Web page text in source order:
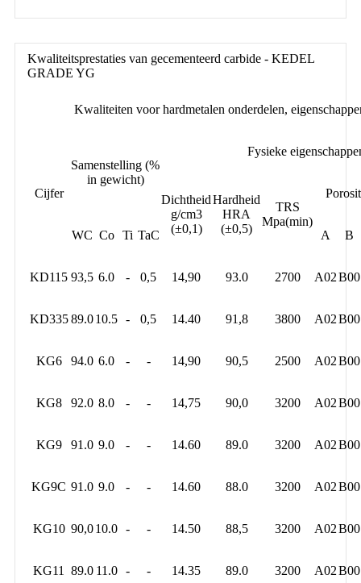
Kwaliteitsprestaties van gecementeerd carbide - KEDEL
GRADE YG
Kwaliteiten voor hardmetalen onderdelen,
Cijfer
Samenstelling (%
in gewicht)
Fysieke
Dichtheid
g/cm3
(±0,1)
Hardheid
HRA
(±0,5)
TRS
Mpa(min)
WC Co Ti TaC A B
KD115 93,5 6.0 - 0,5 14,90 93.0 2700 A02B00
KD335 89.010.5 - 0,5 14.40 91,8 3800 A02B00
KG6 94.0 6.0 - - 14,90 90,5 2500 A02B00
KG8 92.0 8.0 - - 14,75 90,0 3200 A02B00
KG9 91.0 9.0 - - 14.60 89.0 3200 A02B00
KG9C 91.0 9.0 - - 14.60 88.0 3200 A02B00
KG10 90,010.0 - - 14.50 88,5 3200 A02B00
KG11 89.0 11.0 - - 14.35 89.0 3200 A02B00